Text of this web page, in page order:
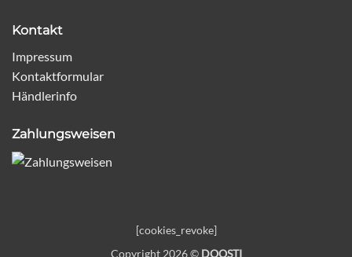
Kontakt
Impressum
Kontaktformular
Händlerinfo
Zahlungsweisen
[cookies_revoke]
Copyright 2026 © DOOSTI